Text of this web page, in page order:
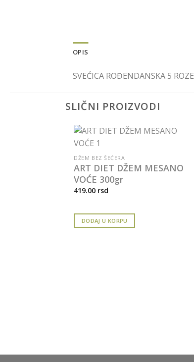
OPIS
SVEĆICA ROĐENDANSKA 5 ROZE
SLIČNI PROIZVODI
DŽEM BEZ ŠEĆERA
ART DIET DŽEM MESANO
VOĆE 300gr
419.00 rsd
DODAJ U KORPU